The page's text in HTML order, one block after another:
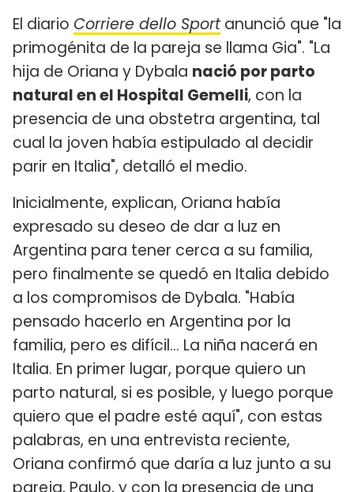
El diario Corriere dello Sportanunció que "la
primogénita de la pareja se llama Gia". "La
hija de Oriana y Dybala nació por parto
natural en el Hospital Gemelli, con la
presencia de una obstetra argentina, tal
cual la joven había estipulado al decidir
parir en Italia", detalló el medio.
Inicialmente, explican, Oriana había
expresado su deseo de dar a luz en
Argentina para tener cerca a su familia,
pero finalmente se quedó en Italia debido
a los compromisos de Dybala. "Había
pensado hacerlo en Argentina por la
familia, pero es difícil... La niña nacerá en
Italia. En primer lugar, porque quiero un
parto natural, si es posible, y luego porque
quiero que el padre esté aquí", con estas
palabras, en una entrevista reciente,
Oriana confirmó que daría a luz junto a su